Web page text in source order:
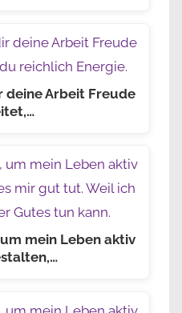
deine Arbeit Freude
mein Leben aktiv